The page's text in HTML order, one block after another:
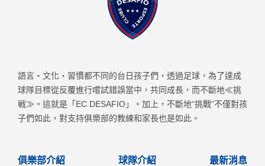
語言・文化・習慣都不同的台日孩子們，透過足球，為了達成
球隊目標從反覆進行嚐試錯誤當中，共同成長，而不斷地≪挑
戦≫。這就是「EC DESAFIO」。加上，不斷地“挑戰”不僅對孩
子們如此，對支持俱樂部的教練和家長也是如此。
俱樂部介紹 球隊介紹 最新消息